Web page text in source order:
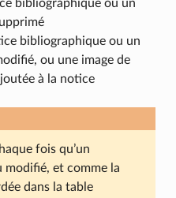
bibliographique ou un
bibliographique ou un
ou une image de
à la notice
fois qu’un
modifié, et comme la
dans la table